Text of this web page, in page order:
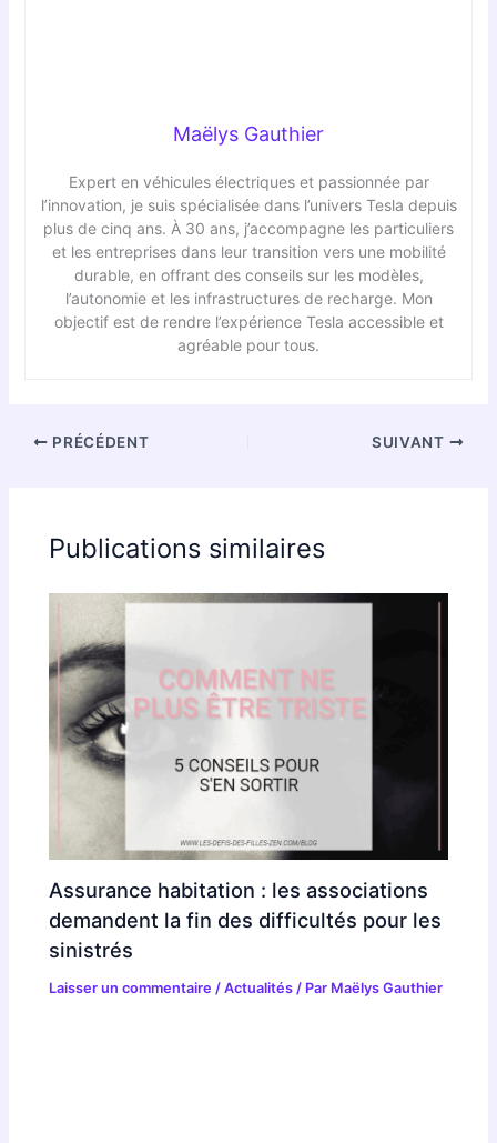
Maëlys Gauthier
Expert en véhicules électriques et passionnée par
l’innovation, je suis spécialisée dans l’univers Tesla depuis
plus de cinq ans. À 30 ans, j’accompagne les particuliers
et les entreprises dans leur transition vers une mobilité
durable, en offrant des conseils sur les modèles,
l’autonomie et les infrastructures de recharge. Mon
objectif est de rendre l’expérience Tesla accessible et
agréable pour tous.
PRÉCÉDENT SUIVANT
Publications similaires
Assurance habitation : les associations
demandent la fin des difficultés pour les
sinistrés
Laisser un commentaire /Actualités / Par Maëlys Gauthier